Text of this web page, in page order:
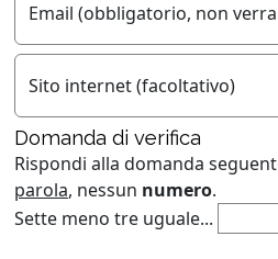
Email (obbligatorio, non
Sito internet (facoltativo)
Domanda di verifica
Rispondi alla domanda
parola, nessun numero.
Sette meno tre uguale...